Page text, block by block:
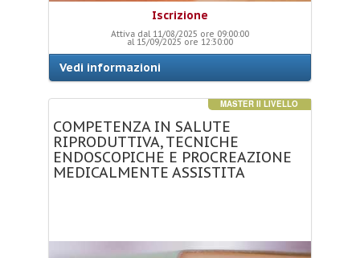
Iscrizione
Attiva dal 11/08/2025 ore 09:00:00
al 15/09/2025 ore 12:30:00
Vedi informazioni
MASTER II LIVELLO
COMPETENZA IN SALUTE
RIPRODUTTIVA, TECNICHE
ENDOSCOPICHE E PROCREAZIONE
MEDICALMENTE ASSISTITA